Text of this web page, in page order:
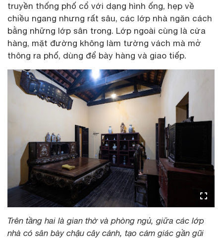
truyền thống phố cổ với dạng hình ống, hẹp về
chiều ngang nhưng rất sâu, các lớp nhà ngăn cách
bằng những lớp sân trong. Lớp ngoài cùng là cửa
hàng, mặt đường không làm tường vách mà mở
thông ra phố, dùng để bày hàng và giao tiếp.
Trên tầng hai là gian thờ và phòng ngủ, giữa các lớp
nhà có sân bày chậu cây cảnh, tạo cảm giác gần gũi